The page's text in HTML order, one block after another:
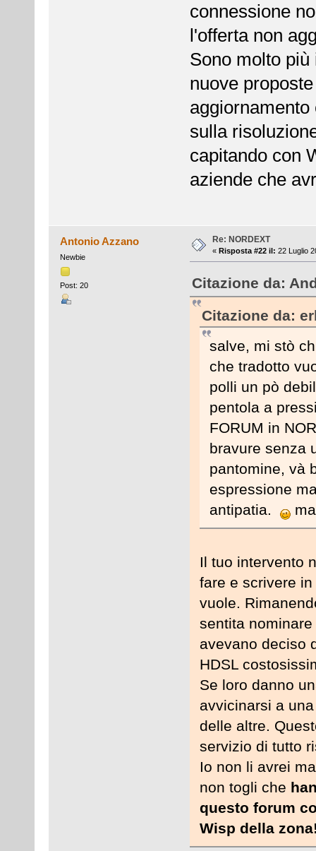
connessione
l'offerta non
Sono molto
nuove
sulla
capitando con
aziende che
Antonio Azzano
Newbie
Post: 20
Re: NORDEXT
« Risposta #22 il: 22 Luglio
Citazione da:
Citazione da:
salve, mi stò
che tradotto
polli un pò
pentola a
FORUM in
bravure senza
pantomine, và
espressione
antipatia.
Il tuo intervento
fare e scrivere
vuole.
sentita
avevano deciso
HDSL
Se loro danno
avvicinarsi a
delle altre.
servizio di tutto
Io non li avrei
non togli che
questo forum
Wisp della